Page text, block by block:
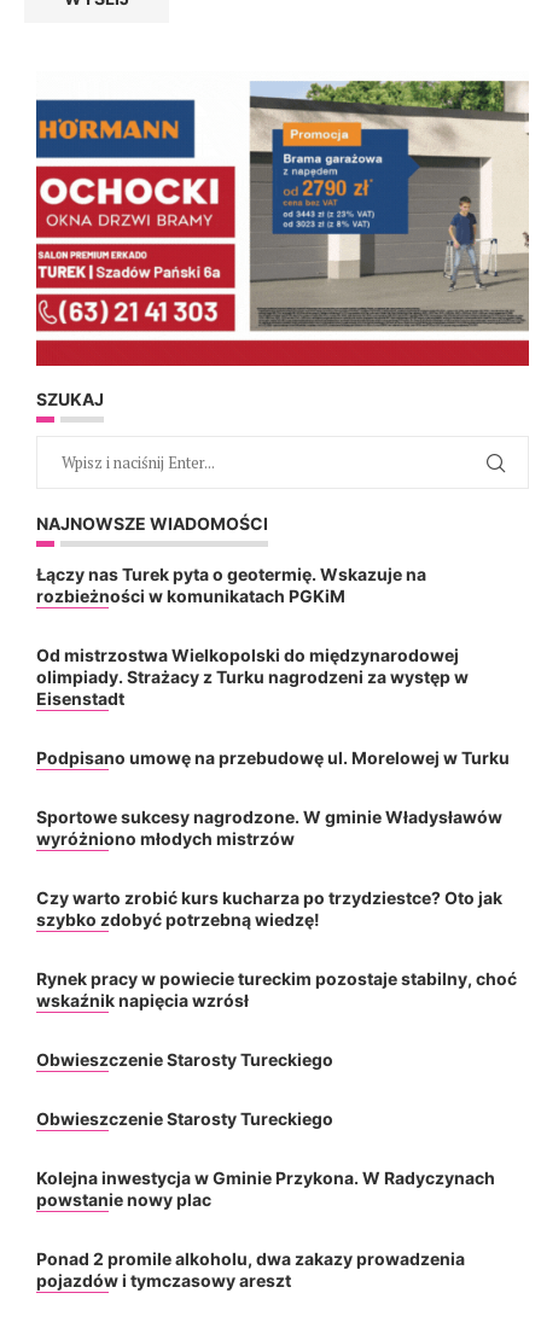
SZUKAJ
NAJNOWSZE WIADOMOŚCI
Łączy nas Turek pyta o geotermię. Wskazuje na
rozbieżności w komunikatach PGKiM
Od mistrzostwa Wielkopolski do międzynarodowej
olimpiady. Strażacy z Turku nagrodzeni za występ w
Eisenstadt
Podpisano umowę na przebudowę ul. Morelowej w Turku
Sportowe sukcesy nagrodzone. W gminie Władysławów
wyróżniono młodych mistrzów
Czy warto zrobić kurs kucharza po trzydziestce? Oto jak
szybko zdobyć potrzebną wiedzę!
Rynek pracy w powiecie tureckim pozostaje stabilny, choć
wskaźnik napięcia wzrósł
Obwieszczenie Starosty Tureckiego
Obwieszczenie Starosty Tureckiego
Kolejna inwestycja w Gminie Przykona. W Radyczynach
powstanie nowy plac
Ponad 2 promile alkoholu, dwa zakazy prowadzenia
pojazdów i tymczasowy areszt